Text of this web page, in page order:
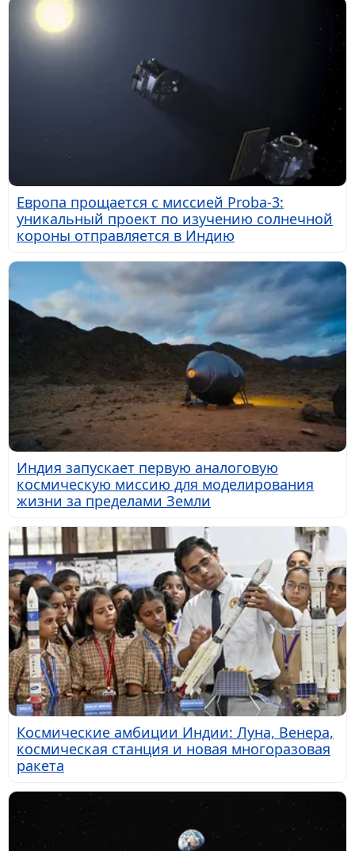
Европа прощается с миссией Proba-3:
уникальный проект по изучению солнечной
короны отправляется в Индию
Индия запускает первую аналоговую
космическую миссию для моделирования
жизни за пределами Земли
Космические амбиции Индии: Луна, Венера,
космическая станция и новая многоразовая
ракета